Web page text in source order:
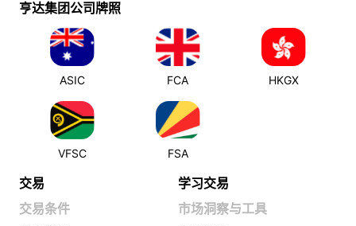
亨达集团公司牌照
ASIC FCA HKGX
VFSC FSA
交易
交易条件
学习交易
市场洞察与工具